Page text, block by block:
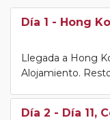
Día 1 - Hong
Llegada a Hong
Alojamiento.
Día 2 - Día 11,